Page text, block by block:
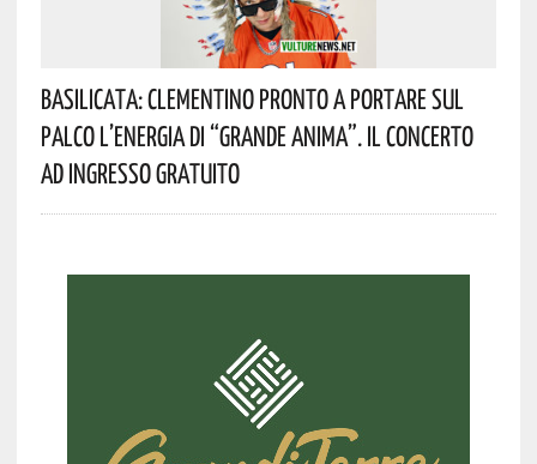
Basilicata: Clementino Pronto A Portare Sul
Palco L’energia Di “Grande Anima”. Il Concerto
Ad Ingresso Gratuito